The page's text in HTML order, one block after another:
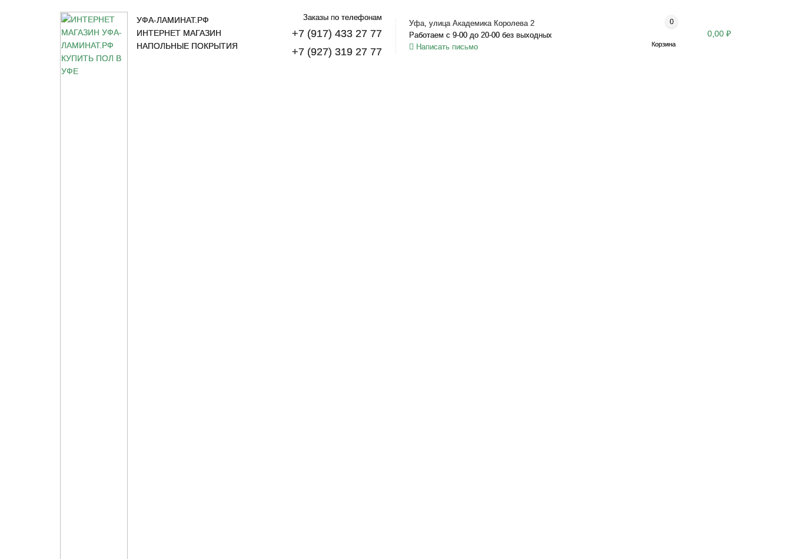
УФА-ЛАМИНАТ.РФ
ИНТЕРНЕТ МАГАЗИН
НАПОЛЬНЫЕ ПОКРЫТИЯ
Заказы по телефонам
+7 (917) 433 27 77
+7 (927) 319 27 77
Уфа, улица Академика Королева 2
Работаем с 9-00 до 20-00 без выходных
Написать письмо
Корзина
0
0,00 ₽